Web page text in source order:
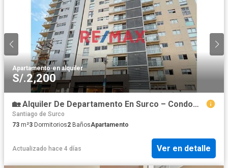
Apartamento·en alquiler
S/.2,200
🏡 Alquiler De Departamento En Surco – Condominio Esencial
Santiago de Surco
73 m²3 Dormitorios2 BañosApartamento
Actualizado hace 4 días Ver en detalle